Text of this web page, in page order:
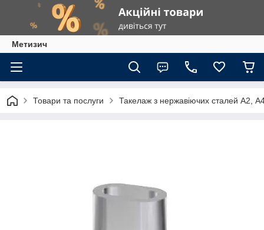
Метизич
Товари та послуги Такелаж з нержавіючих сталей А2,